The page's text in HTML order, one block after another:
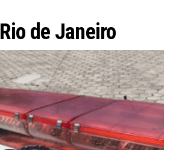
Rio de Janeiro